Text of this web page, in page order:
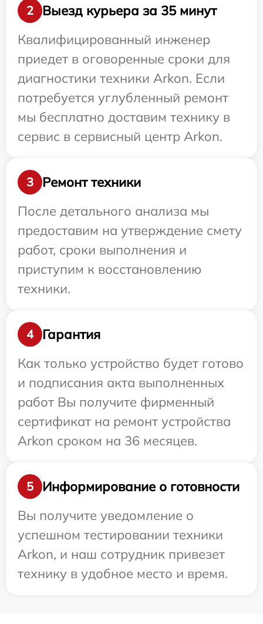
2
Выезд курьера за 35 минут
Квалифицированный инженер
приедет в оговоренные сроки для
диагностики техники Arkon. Если
потребуется углубленный ремонт
мы бесплатно доставим технику в
сервис в сервисный центр Arkon.
3
Ремонт техники
После детального анализа мы
предоставим на утверждение смету
работ, сроки выполнения и
приступим к восстановлению
техники.
4
Гарантия
Как только устройство будет готово
и подписания акта выполненных
работ Вы получите фирменный
сертификат на ремонт устройства
Arkon сроком на 36 месяцев.
5
Информирование о готовности
Вы получите уведомление о
успешном тестировании техники
Arkon, и наш сотрудник привезет
технику в удобное место и время.